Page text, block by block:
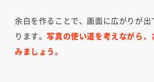
余白を作ることで、画面に広がりが
ります。写真の使い道を考えながら
みましょう。